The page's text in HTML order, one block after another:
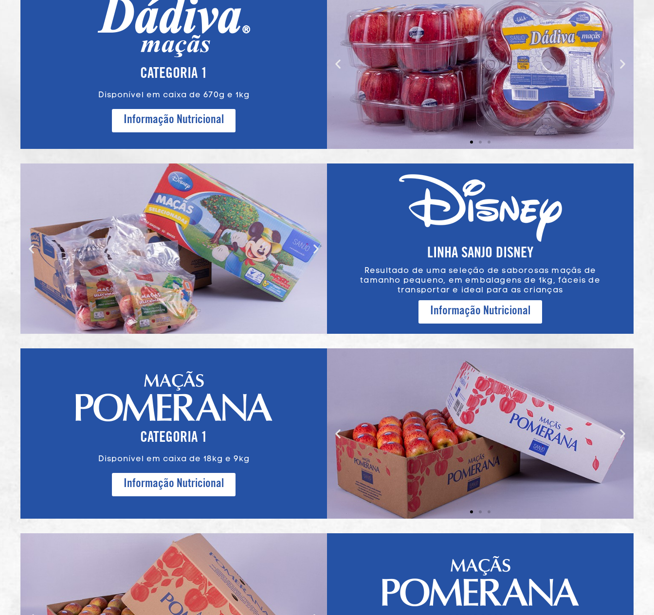
CATEGORIA 1
Disponível em caixa de 670g e 1kg
Informação Nutricional
LINHA SANJO DISNEY
Resultado de uma seleção de saborosas maçãs de
tamanho pequeno, em embalagens de 1kg, fáceis de
transportar e ideal para as crianças
Informação Nutricional
CATEGORIA 1
Disponível em caixa de 18kg e 9kg
Informação Nutricional